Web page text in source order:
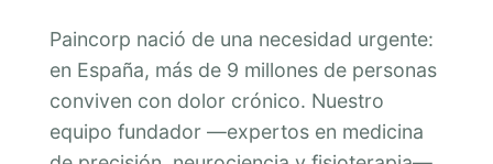
Paincorp nació de una necesidad urgente:
en España, más de 9 millones de personas
conviven con dolor crónico. Nuestro
equipo fundador —expertos en medicina